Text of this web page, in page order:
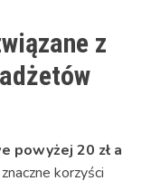
z
powyżej 20 zł a
korzyści